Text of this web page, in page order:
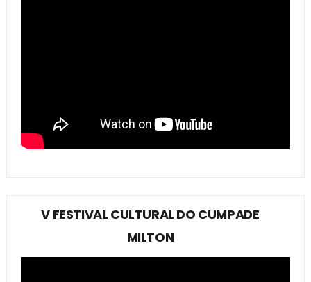
V FESTIVAL CULTURAL DO CUMPADE
MILTON